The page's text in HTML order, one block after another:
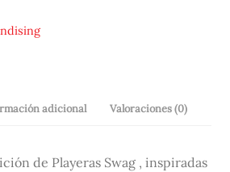
adicional Valoraciones (0)
de Playeras Swag , inspiradas